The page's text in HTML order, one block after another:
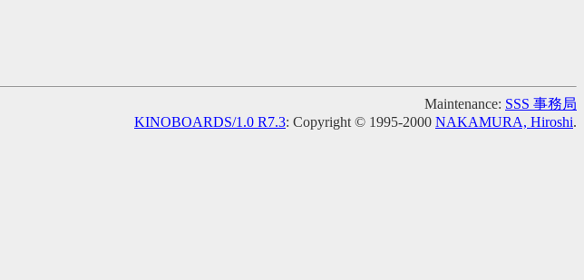
Maintenance: SSS 事務局
KINOBOARDS/1.0 R7.3: Copyright © 1995-2000 NAKAMURA, Hiroshi.